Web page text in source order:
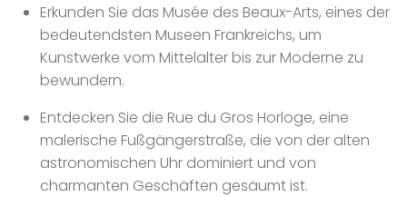
Erkunden Sie das Musée des Beaux-Arts, eines der
bedeutendsten Museen Frankreichs, um
Kunstwerke vom Mittelalter bis zur Moderne zu
bewundern.
Entdecken Sie die Rue du Gros Horloge, eine
malerische Fußgängerstraße, die von der alten
astronomischen Uhr dominiert und von
charmanten Geschäften gesäumt ist.